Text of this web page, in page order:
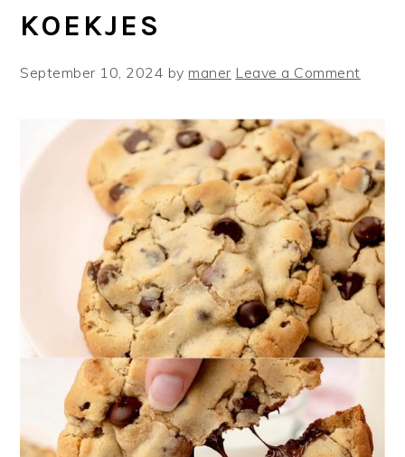
KOEKJES
September 10, 2024 bymaner Leave a Comment